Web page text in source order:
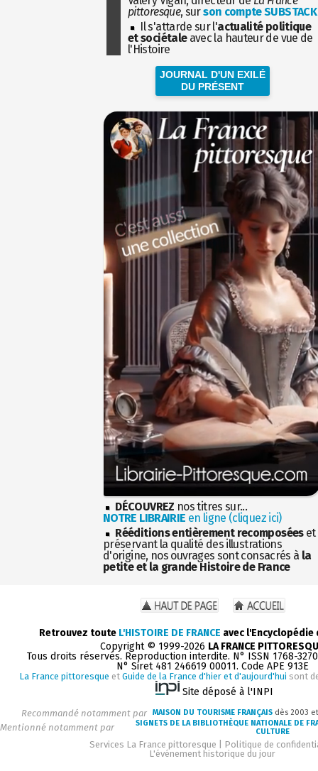
pittoresque, surson compte SUBSTACK
Il s'attarde sur l'actualité politique
et sociétaleavec la hauteur de vue de
l'Histoire
JOURNAL D'UN EXILÉ
DU PRÉSENT
DÉCOUVREZ nos titres sur...
NOTRE LIBRAIRIE en ligne (cliquez ici)
Rééditions entièrement recomposéeset
préservant la qualité des illustrations
d'origine, nos ouvrages sont consacrés à la
petite et la grande Histoire de France
Retrouvez toute L'HISTOIRE DE FRANCE avec
Copyright © 1999-2026 LA FRANCE
Tous droits réservés. Reproduction interdite. N° ISSN 1768-
N° Siret 481 246619 00011. Code APE 913E
La France pittoresque et Guide de la France d'hier et d'aujourd'hui sont
Site déposé à l'INPI
Recommandé notamment par MAISON DU TOURISME FRANÇAIS dès 2003
Mentionné notamment par
SIGNETS DE LA BIBLIOTHÈQUE NATIONALE DE
CULTURE
Services La France pittoresque
Politique de
L'événement historique du jour